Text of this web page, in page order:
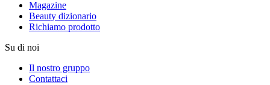
Magazine
Beauty dizionario
Richiamo prodotto
Su di noi
Il nostro gruppo
Contattaci